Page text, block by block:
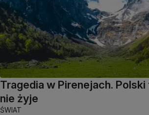
Tragedia w Pirenejach.
nie żyje
ŚWIAT